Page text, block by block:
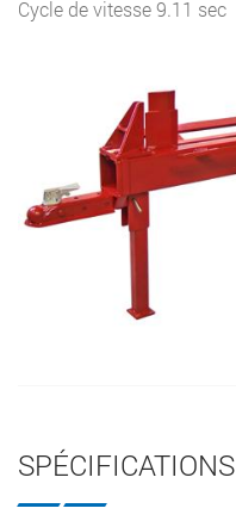
Cycle de vitesse 9.11 sec
SPÉCIFICATIONS